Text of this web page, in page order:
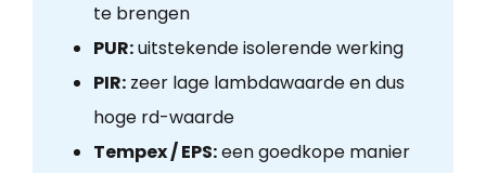
te brengen
PUR:uitstekende isolerende werking
PIR:zeer lage lambdawaarde en dus
hoge rd-waarde
Tempex / EPS:een goedkope manier